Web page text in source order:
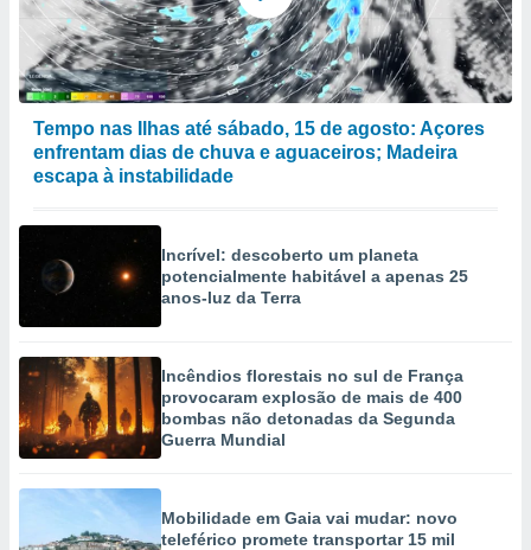
Tempo nas Ilhas até sábado, 15 de agosto: Açores
enfrentam dias de chuva e aguaceiros; Madeira
escapa à instabilidade
Incrível: descoberto um planeta
potencialmente habitável a apenas 25
anos-luz da Terra
Incêndios florestais no sul de França
provocaram explosão de mais de 400
bombas não detonadas da Segunda
Guerra Mundial
Mobilidade em Gaia vai mudar: novo
teleférico promete transportar 15 mil